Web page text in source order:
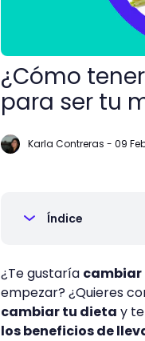
¿Cómo
para ser tu
Karla Contreras - 09
Índice
¿Te gustaría cambiar
empezar? ¿Quieres
cambiar tu dieta y
los beneficios de